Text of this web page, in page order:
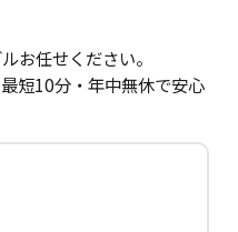
お任せください。
短10分・年中無休で安心